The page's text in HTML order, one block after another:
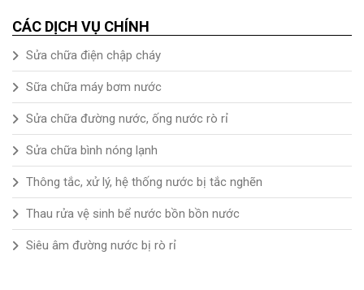
CÁC DỊCH VỤ CHÍNH
Sửa chữa điện chập cháy
Sữa chữa máy bơm nước
Sửa chữa đường nước, ống nước rò rỉ
Sửa chữa bình nóng lạnh
Thông tắc, xử lý, hệ thống nước bị tắc nghẽn
Thau rửa vệ sinh bể nước bồn bồn nước
Siêu âm đường nước bị rò rỉ